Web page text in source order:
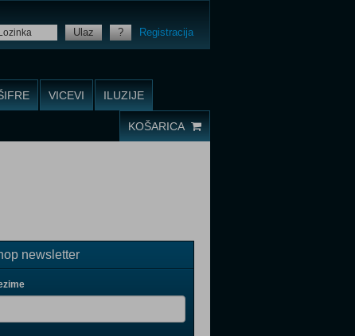
Ulaz ? Registracija
VICEVI ILUZIJE
KOŠARICA
newsletter